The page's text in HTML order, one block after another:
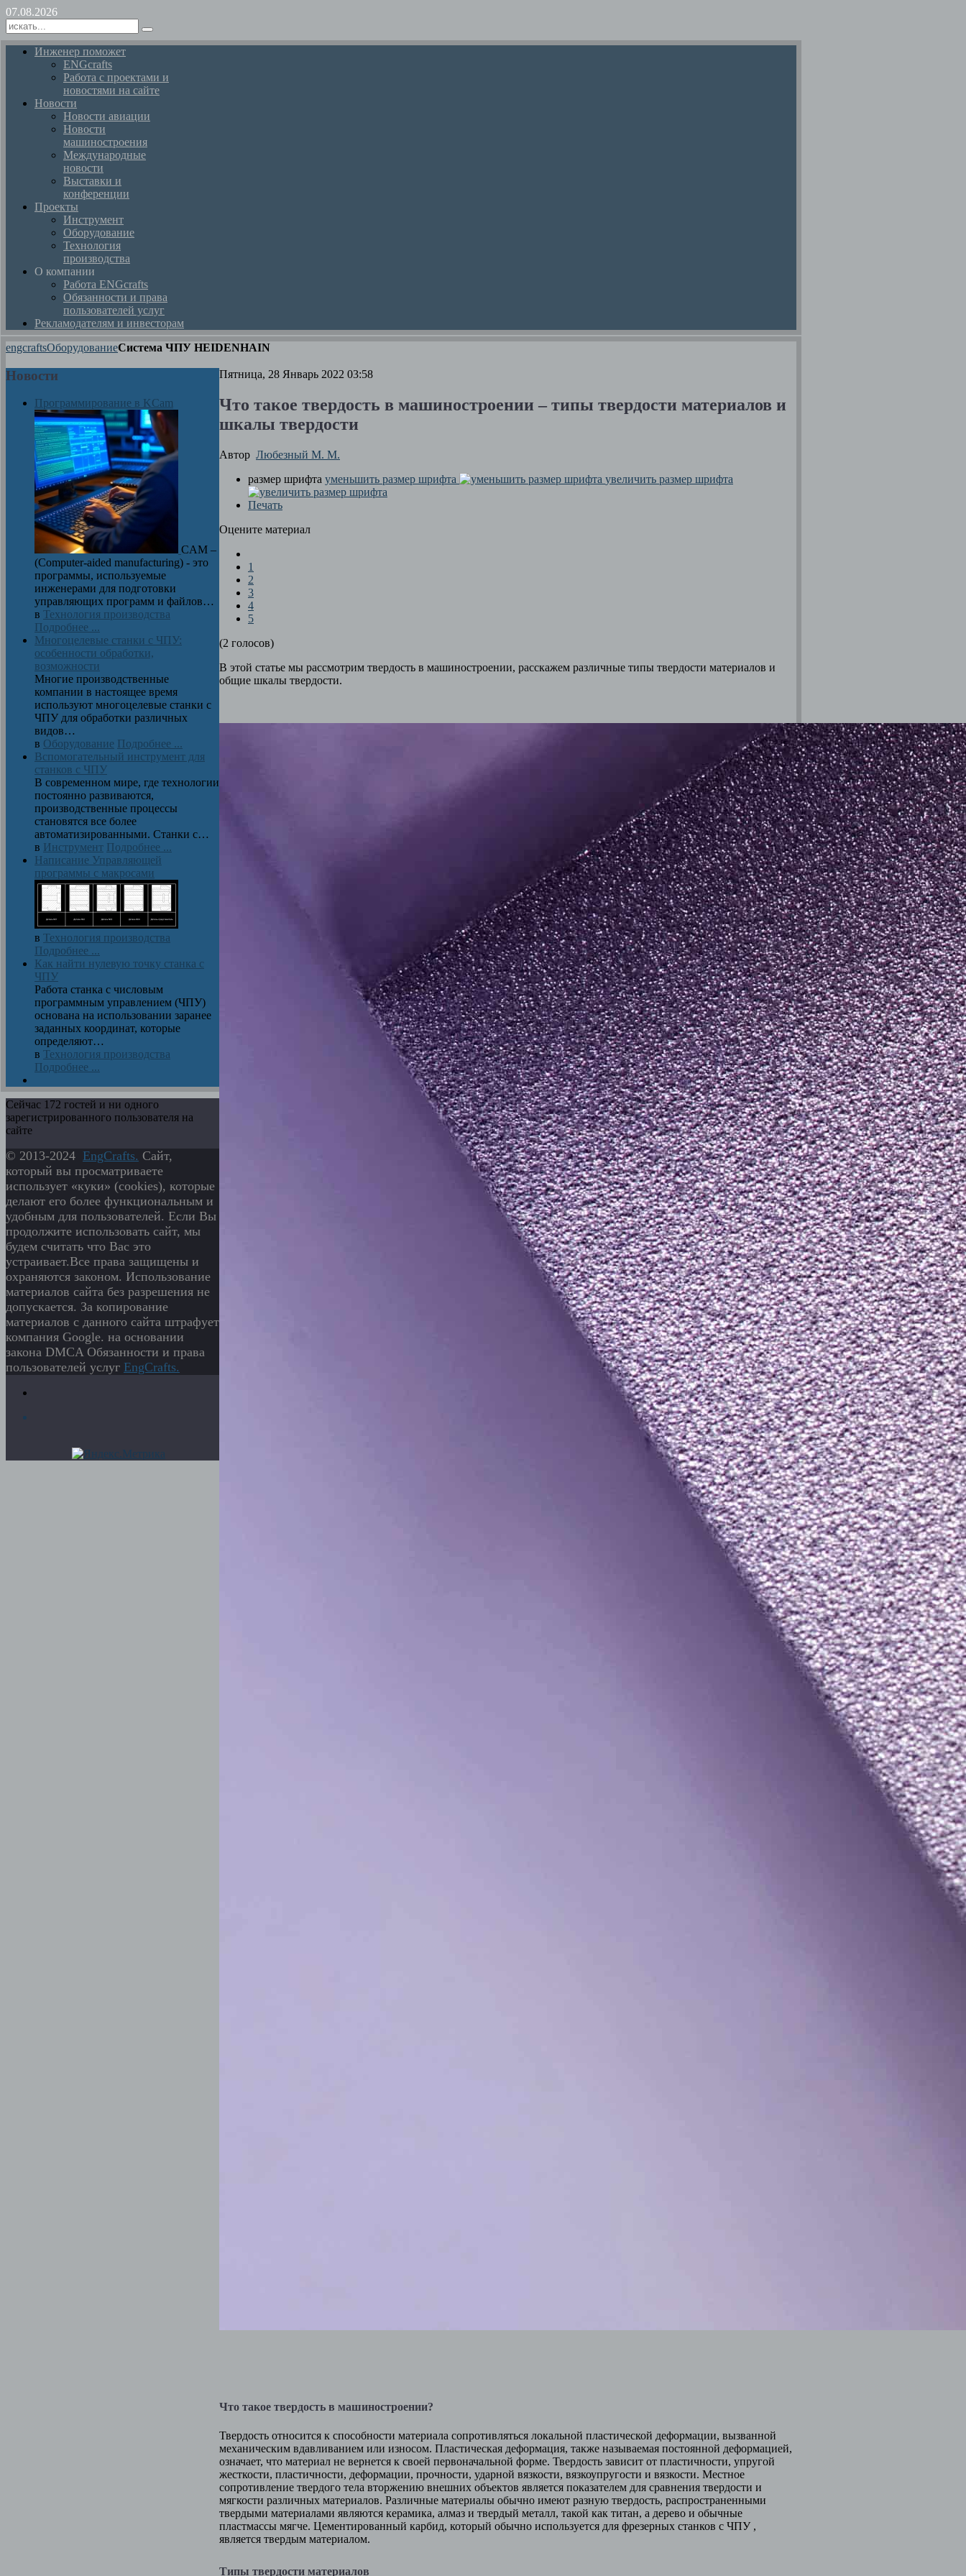
07.08.2026
Инженер поможет
ENGcrafts
Работа с проектами и
новостями на сайте
Новости
Новости авиации
Новости
машиностроения
Международные
новости
Выставки и
конференции
Проекты
Инструмент
Оборудование
Технология
производства
О компании
Работа ENGcrafts
Обязанности и права
пользователей услуг
Рекламодателям и инвесторам
engcraftsОборудованиеСистема ЧПУ HEIDENHAIN
Пятница, 28 Январь 2022 03:58
Что такое твердость в машиностроении – типы твердости материалов и
шкалы твердости
Автор Любезный М. М.
размер шрифта уменьшить размер шрифта увеличить размер шрифта
Печать
Оцените материал
1
2
3
4
5
(2 голосов)
В этой статье мы рассмотрим твердость в машиностроении, расскажем различные типы твердости материалов и
общие шкалы твердости.
Что такое твердость в машиностроении?
Твердость относится к способности материала сопротивляться локальной пластической деформации, вызванной
механическим вдавливанием или износом. Пластическая деформация, также называемая постоянной деформацией,
означает, что материал не вернется к своей первоначальной форме. Твердость зависит от пластичности, упругой
жесткости, пластичности, деформации, прочности, ударной вязкости, вязкоупругости и вязкости. Местное
сопротивление твердого тела вторжению внешних объектов является показателем для сравнения твердости и
мягкости различных материалов. Различные материалы обычно имеют разную твердость, распространенными
твердыми материалами являются керамика, алмаз и твердый металл, такой как титан, а дерево и обычные
пластмассы мягче. Цементированный карбид, который обычно используется для фрезерных станков с ЧПУ ,
является твердым материалом.
Типы твердости материалов
Новости
Программирование в KCam
CAM –
(Computer-aided manufacturing) - это
программы, используемые
инженерами для подготовки
управляющих программ и файлов…
в Технология производства
Подробнее ...
Многоцелевые станки с ЧПУ:
особенности обработки,
возможности
Многие производственные
компании в настоящее время
используют многоцелевые станки с
ЧПУ для обработки различных
видов…
в Оборудование Подробнее ...
Вспомогательный инструмент для
станков с ЧПУ
В современном мире, где технологии
постоянно развиваются,
производственные процессы
становятся все более
автоматизированными. Станки с…
в Инструмент Подробнее ...
Написание Управляющей
программы с макросами
в Технология производства
Подробнее ...
Как найти нулевую точку станка с
ЧПУ
Работа станка с числовым
программным управлением (ЧПУ)
основана на использовании заранее
заданных координат, которые
определяют…
в Технология производства
Подробнее ...
Сейчас 172 гостей и ни одного
зарегистрированного пользователя на
сайте
© 2013-2024 EngСrafts. Сайт,
который вы просматриваете
использует «куки» (cookies), которые
делают его более функциональным и
удобным для пользователей. Если Вы
продолжите использовать сайт, мы
будем считать что Вас это
устраивает.Все права защищены и
охраняются законом. Использование
материалов сайта без разрешения не
допускается. За копирование
материалов с данного сайта штрафует
компания Google. на основании
закона DMCA Обязанности и права
пользователей услуг EngСrafts.